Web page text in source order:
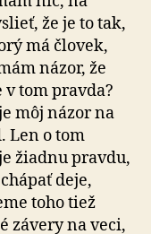
že je to tak,
má človek,
názor, že
tom pravda?
môj názor na
Len o tom
žiadnu pravdu,
deje,
toho tiež
závery na veci,